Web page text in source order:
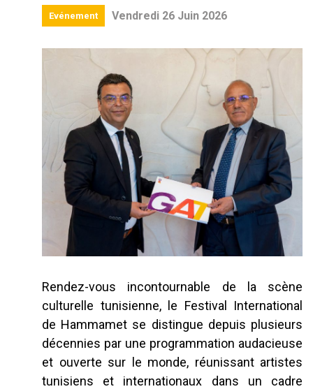
Evénement Vendredi 26 Juin 2026
Rendez-vous incontournable de la scène
culturelle tunisienne, le Festival International
de Hammamet se distingue depuis plusieurs
décennies par une programmation audacieuse
et ouverte sur le monde, réunissant artistes
tunisiens et internationaux dans un cadre